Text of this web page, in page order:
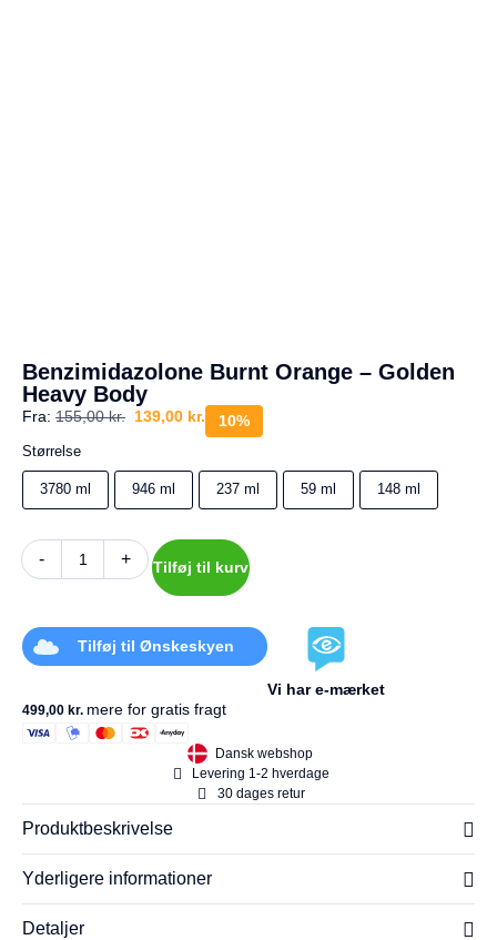
Benzimidazolone Burnt Orange – Golden
Heavy Body
Fra: 155,00kr. 139,00 kr. 10%
Størrelse
3780 ml 946 ml 237 ml 59 ml 148 ml
- + Tilføj til kurv
Tilføj til Ønskeskyen
Vi har e-mærket
499,00 kr. mere for gratis fragt
Dansk webshop
Levering 1-2 hverdage
30 dages retur
Produktbeskrivelse
Yderligere informationer
Detaljer